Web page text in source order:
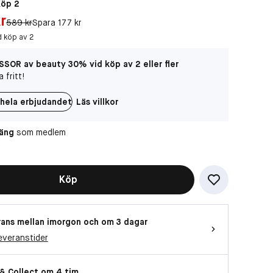
Vill du titta på videon?
funktionella cookies
2
Original pris:
589 krSpara 177 kr
köp av 2
av beauty 30% vid köp av 2 eller fler
fritt!
erbjudandet Läs villkor
som medlem
Köp
mellan imorgon och om 3 dagar